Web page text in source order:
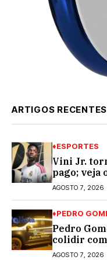
ARTIGOS RECENTES
♦ESPORTES
Vini Jr.
pago; veja
AGOSTO 7, 2026
♦PEDRO
Pedro
colidir
Araújo; ele
AGOSTO 7, 2026